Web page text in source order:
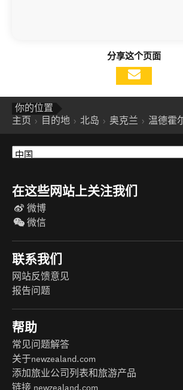
分享这个页面
你的位置
主页
目的地 北岛 奥克兰 温德霍
在这些网站上关注我们
微博
微信
联系我们
网站反馈意见
报告问题
帮助
常见问题解答
关于newzealand.com
添加旅业公司列表和旅游产品
链接 newzealand.com